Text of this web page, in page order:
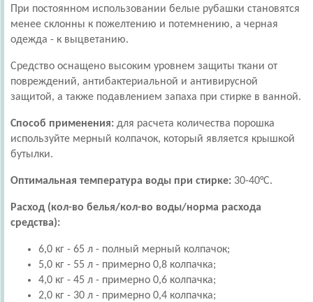
При постоянном использовании белые рубашки становятся
менее склонны к пожелтению и потемнению, а черная
одежда - к выцветанию.
Средство оснащено высоким уровнем защиты ткани от
повреждений, антибактериальной и антивирусной
защитой, а также подавлением запаха при стирке в ванной.
Способ применения: для расчета количества порошка
используйте мерный колпачок, который является крышкой
бутылки.
Оптимальная температура воды при стирке: 30-40°С.
Расход (кол-во белья/кол-во воды/норма расхода
средства):
6,0 кг - 65 л - полный мерный колпачок;
5,0 кг - 55 л - примерно 0,8 колпачка;
4,0 кг - 45 л - примерно 0,6 колпачка;
2,0 кг - 30 л - примерно 0,4 колпачка;